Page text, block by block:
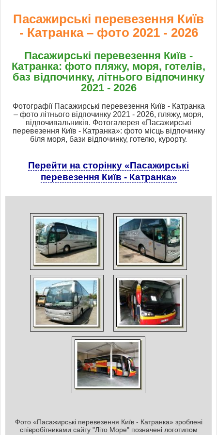
Пасажирські перевезення Київ
- Катранка – фото 2021 - 2026
Пасажирські перевезення Київ -
Катранка: фото пляжу, моря, готелів,
баз відпочинку, літнього відпочинку
2021 - 2026
Фотографії Пасажирські перевезення Київ - Катранка
– фото літнього відпочинку 2021 - 2026, пляжу, моря,
відпочивальників. Фотогалерея «Пасажирські
перевезення Київ - Катранка»: фото місць відпочинку
біля моря, бази відпочинку, готелю, курорту.
Перейти на сторінку «Пасажирські
перевезення Київ - Катранка»
Фото «Пасажирські перевезення Київ - Катранка» зроблені
співробітниками сайту "Літо Море" позначені логотипом